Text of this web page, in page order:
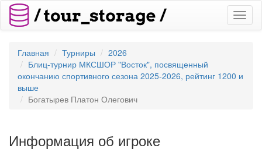
Главная Турниры
2026
Блиц-турнир МКСШОР "Восток", посвященный
окончанию спортивного сезона 2025-2026, рейтинг 1200 и
выше
Богатырев Платон Олегович
Информация об игроке